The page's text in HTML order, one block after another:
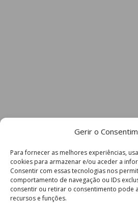
Gerir o
Para fornecer as melhores experiências,
cookies para armazenar e/ou aceder a
Consentir com essas tecnologias nos
comportamento de navegação ou IDs
consentir ou retirar o consentimento pode
recursos e funções.